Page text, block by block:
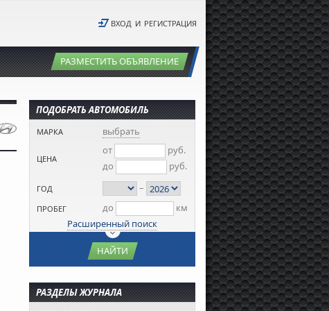
ВХОД И РЕГИСТРАЦИЯ
РАЗМЕСТИТЬ ОБЪЯВЛЕНИЕ
ПОДОБРАТЬ АВТОМОБИЛЬ
МАРКА выбрать
ЦЕНА
от
руб.
до
руб.
ГОД –
ПРОБЕГ до
км
Расширенный поиск
НАЙТИ
РАЗДЕЛЫ ЖУРНАЛА